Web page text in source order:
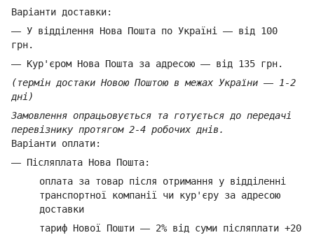
Варіанти доставки:
— У відділення Нова Пошта по Україні — від 100
грн.
— Кур'єром Нова Пошта за адресою — від 135 грн.
(термін достаки Новою Поштою в межах України — 1-2
дні)
Замовлення опрацьовується та готується до передачі
перевізнику протягом 2-4 робочих днів.
Варіанти оплати:
— Післяплата Нова Пошта:
оплата за товар після отримання у відділенні
транспортної компанії чи кур'єру за адресою
доставки
тариф Нової Пошти — 2% від суми післяплати +20